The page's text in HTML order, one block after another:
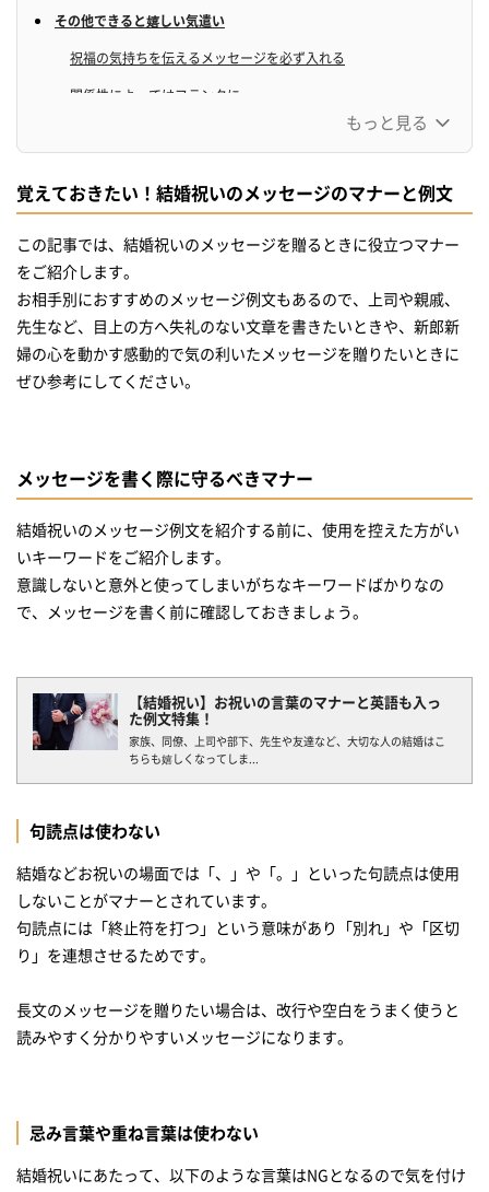
もっと見る
その他できると嬉しい気遣い
祝福の気持ちを伝えるメッセージを必ず入れる
関係性によってはフランクに
宛名はどうする？
気持ちを伝える結婚祝いのメッセージ【友人へ】
気持ちを伝える結婚祝いのメッセージ【兄弟・親せきへ】
気持ちを伝える結婚祝いのメッセージ【上司・先輩へ】
気持ちを伝える結婚祝いのメッセージ【先生へ】
気持ちを伝える結婚祝いのメッセージ【同僚へ】
結婚式を欠席するときはどんなメッセージを贈ればいい？
結婚式後にメッセージを贈る場合は？
国際婚にも使える！？ユニークな英語のメッセージ
結婚祝いのメッセージカードはタンプで決まり！
お祝いの気持ちをこめてメッセージを贈ろう
覚えておきたい！結婚祝いのメッセージのマナーと例文
この記事では、結婚祝いのメッセージを贈るときに役立つマナー
をご紹介します。
お相手別におすすめのメッセージ例文もあるので、上司や親戚、
先生など、目上の方へ失礼のない文章を書きたいときや、新郎新
婦の心を動かす感動的で気の利いたメッセージを贈りたいときに
ぜひ参考にしてください。
メッセージを書く際に守るべきマナー
結婚祝いのメッセージ例文を紹介する前に、使用を控えた方がい
いキーワードをご紹介します。
意識しないと意外と使ってしまいがちなキーワードばかりなの
で、メッセージを書く前に確認しておきましょう。
【結婚祝い】お祝いの言葉のマナーと英語も入っ
た例文特集！
家族、同僚、上司や部下、先生や友達など、大切な人の結婚はこ
ちらも嬉しくなってしま...
句読点は使わない
結婚などお祝いの場面では「、」や「。」といった句読点は使用
しないことがマナーとされています。
句読点には「終止符を打つ」という意味があり「別れ」や「区切
り」を連想させるためです。
長文のメッセージを贈りたい場合は、改行や空白をうまく使うと
読みやすく分かりやすいメッセージになります。
忌み言葉や重ね言葉は使わない
結婚祝いにあたって、以下のような言葉はNGとなるので気を付け